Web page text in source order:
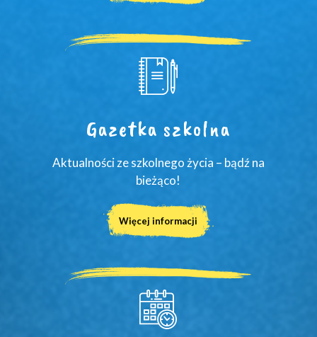
Gazetka szkolna
Aktualności ze szkolnego życia – bądź na
bieżąco!
Więcej informacji